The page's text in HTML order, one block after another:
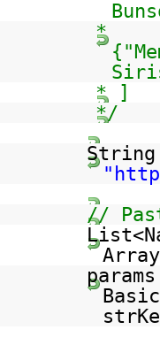
*
* ]
*/
"
//